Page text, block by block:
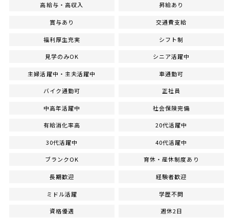
高給与・高収入 昇給あり
賞与あり 交通費支給
福利厚生充実 シフト制
見学のみOK シニア活躍中
主婦活躍中・主夫活躍中 車通勤可
バイク通勤可 正社員
中高年活躍中 社会保険完備
有給消化率高 20代活躍中
30代活躍中 40代活躍中
ブランクOK 育休・産休制度あり
長期歓迎 経験者歓迎
ミドル活躍 学歴不問
資格優遇 週休2日